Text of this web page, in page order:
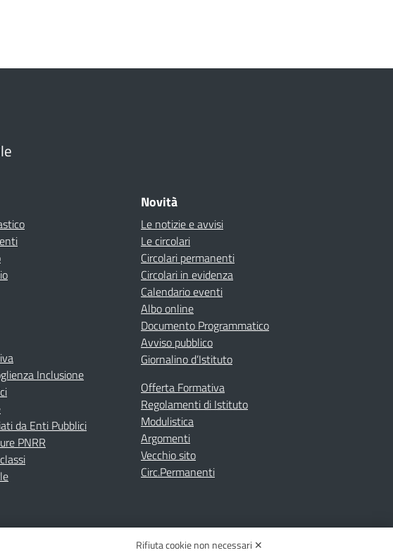
Inclusione
da Enti Pubblici
PNRR
Novità
Le notizie e avvisi
Le circolari
Circolari permanenti
Circolari in evidenza
Calendario eventi
Albo online
Documento Programmatico
Avviso pubblico
Giornalino d’Istituto
Offerta Formativa
Regolamenti di Istituto
Modulistica
Argomenti
Vecchio sito
Circ.Permanenti
Rifiuta cookie non necessari ✕